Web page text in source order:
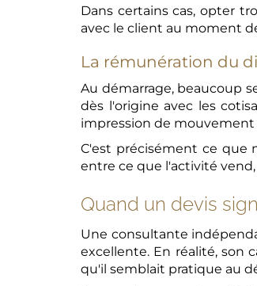
Dans certains cas, opter
avec le client au moment
La rémunération du
Au démarrage, beaucoup
dès l'origine avec les
impression de mouvement
C'est précisément ce que
entre ce que l'activité
Quand un devis
Une consultante
excellente. En réalité, son
qu'il semblait pratique au